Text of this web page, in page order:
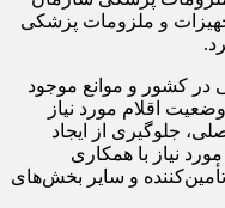
و ملزومات پزشکی
در کشور و موانع موجود
اقلام مورد نیاز
جلوگیری از ایجاد
نیاز با همکاری
و سایر بخش‌های